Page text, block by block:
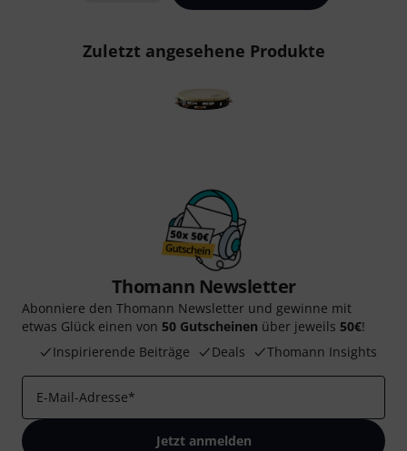
Zuletzt angesehene Produkte
Thomann Newsletter
Abonniere den Thomann Newsletter und gewinne mit
etwas Glück einen von 50 Gutscheinen über jeweils 50€!
Inspirierende Beiträge
Deals Thomann Insights
E-Mail-Adresse*
Jetzt anmelden